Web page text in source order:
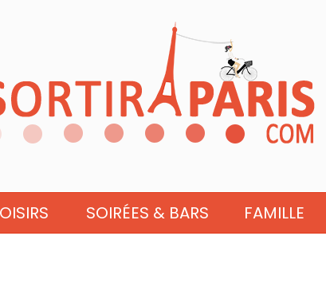
SOIRÉES & BARS FAMILLE